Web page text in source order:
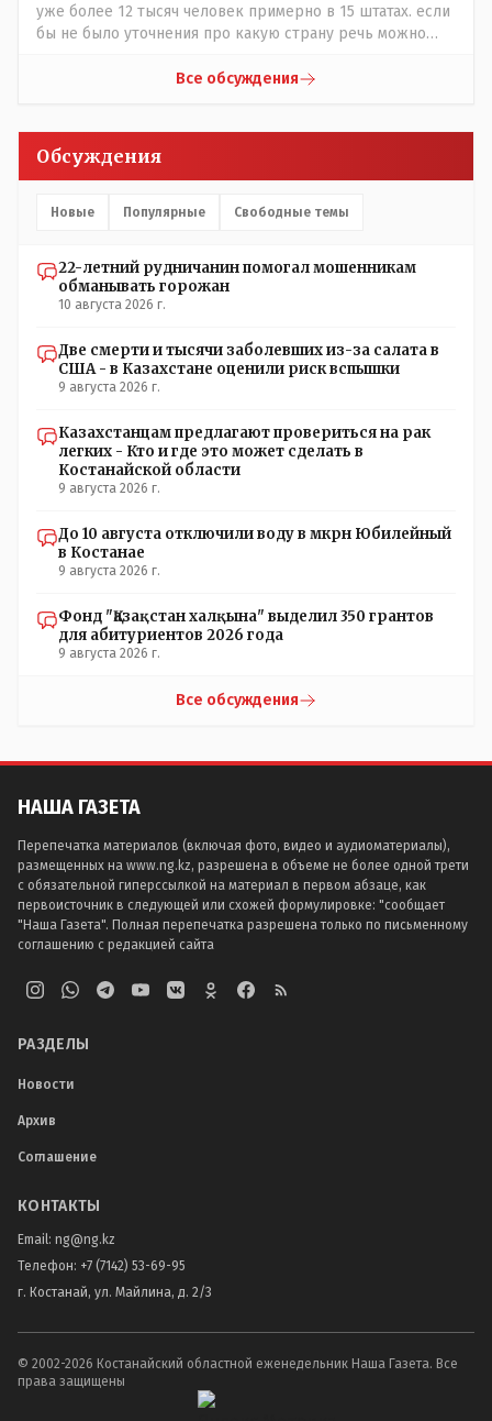
уже более 12 тысяч человек примерно в 15 штатах. если
бы не было уточнения про какую страну речь можно
Все обсуждения
Обсуждения
Новые Популярные Свободные темы
22-летний рудничанин помогал мошенникам
обманывать горожан
10 августа 2026 г.
Две смерти и тысячи заболевших из-за салата в
США - в Казахстане оценили риск вспышки
9 августа 2026 г.
Казахстанцам предлагают провериться на рак
легких - Кто и где это может сделать в
Костанайской области
9 августа 2026 г.
До 10 августа отключили воду в мкрн Юбилейный
в Костанае
9 августа 2026 г.
Фонд "Қазақстан халқына" выделил 350 грантов
для абитуриентов 2026 года
9 августа 2026 г.
Все обсуждения
НАША ГАЗЕТА
Перепечатка материалов (включая фото, видео и аудиоматериалы),
размещенных на www.ng.kz, разрешена в объеме не более одной трети
с обязательной гиперссылкой на материал в первом абзаце, как
первоисточник в следующей или схожей формулировке: "сообщает
"Наша Газета". Полная перепечатка разрешена только по письменному
соглашению с редакцией сайта
РАЗДЕЛЫ
Новости
Архив
Соглашение
КОНТАКТЫ
Email: ng@ng.kz
Телефон: +7 (7142) 53-69-95
г. Костанай, ул. Майлина, д. 2/3
© 2002-2026 Костанайский областной еженедельник Наша Газета. Все
права защищены